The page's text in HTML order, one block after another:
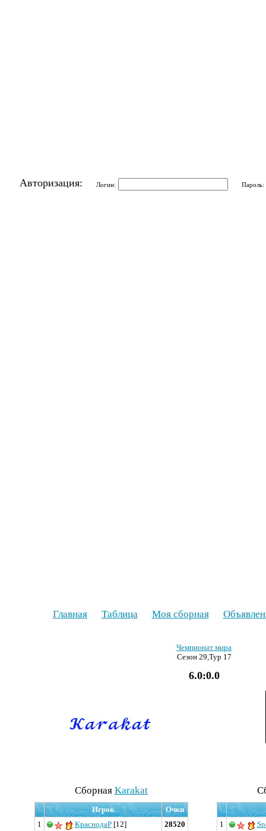
Авторизация: Логин: Пароль:
Главная Таблица Моя сборная
Чемпионат мира
Сезон 29,Тур 17
6.0:0.0
Cборная Karakat
Игрок
Очки
1
КраснодаР[12] 28520 1